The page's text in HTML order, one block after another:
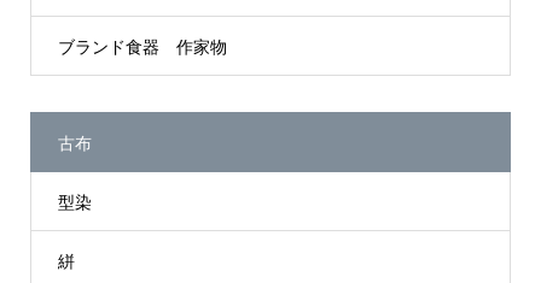
ブランド食器 作家物
古布
型染
絣